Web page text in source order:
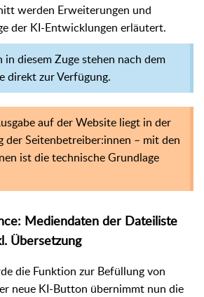
werden Erweiterungen und
der KI-Entwicklungen erläutert.
diesem Zuge stehen nach dem
direkt zur Verfügung.
auf der Website liegt in der
der Seitenbetreiber:innen – mit den
ist die technische Grundlage
Mediendaten der Dateiliste
Übersetzung
die Funktion zur Befüllung von
neue KI-Button übernimmt nun die